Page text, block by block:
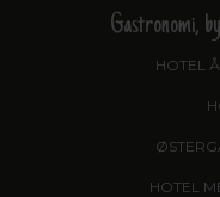
Gastronomi,
HOTEL
HOTEL